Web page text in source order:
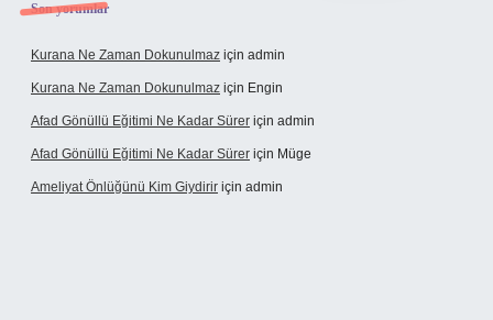
Son yorumlar
Kurana Ne Zaman Dokunulmaz için admin
Kurana Ne Zaman Dokunulmaz için Engin
Afad Gönüllü Eğitimi Ne Kadar Sürer için admin
Afad Gönüllü Eğitimi Ne Kadar Sürer için Müge
Ameliyat Önlüğünü Kim Giydirir için admin